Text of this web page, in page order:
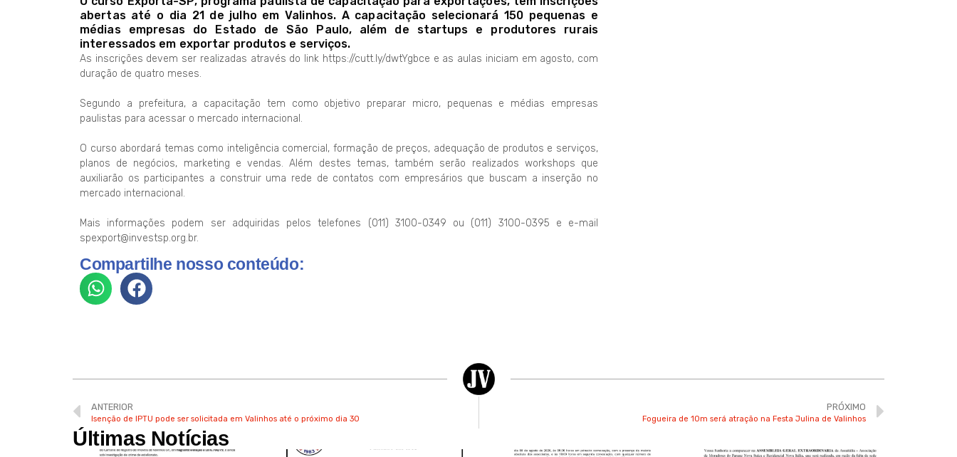
abertas até o dia 21 de julho em Valinhos. A capacitação selecionará 150 pequenas e
médias empresas do Estado de São Paulo, além de startups e produtores rurais
interessados em exportar produtos e serviços.
As inscrições devem ser realizadas através do link https://cutt.ly/dwtYgbce e as aulas iniciam em agosto, com
duração de quatro meses.
Segundo a prefeitura, a capacitação tem como objetivo preparar micro, pequenas e médias empresas
paulistas para acessar o mercado internacional.
O curso abordará temas como inteligência comercial, formação de preços, adequação de produtos e serviços,
planos de negócios, marketing e vendas. Além destes temas, também serão realizados workshops que
auxiliarão os participantes a construir uma rede de contatos com empresários que buscam a inserção no
mercado internacional.
Mais informações podem ser adquiridas pelos telefones (011) 3100-0349 ou (011) 3100-0395 e e-mail
spexport@investsp.org.br.
Compartilhe nosso conteúdo:
ANTERIOR
Isenção de IPTU pode ser solicitada em Valinhos até o próximo dia 30
PRÓXIMO
Fogueira de 10m será atração na Festa Julina de Valinhos
Últimas Notícias